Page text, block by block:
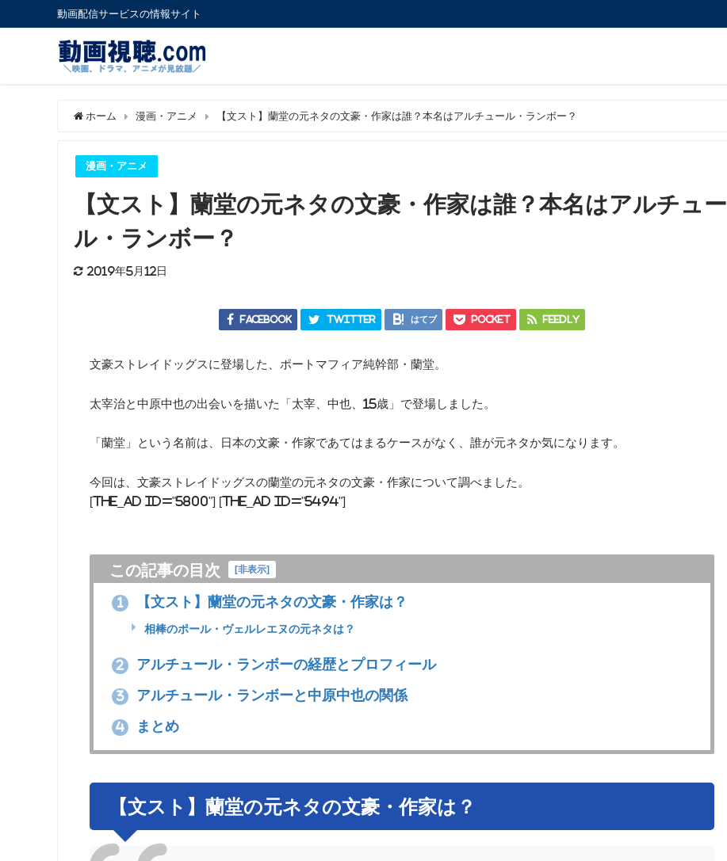
動画配信サービスの情報サイト
ホーム 漫画・アニメ 【文スト】蘭堂の元ネタの文豪・作家は誰？本名はアルチュール・ランボー？
漫画・アニメ
【文スト】蘭堂の元ネタの文豪・作家は誰？本名はアルチュー
ル・ランボー？
2019年5月12日
Facebook Twitter はてブ Pocket Feedly
文豪ストレイドッグスに登場した、ポートマフィア純幹部・蘭堂。
太宰治と中原中也の出会いを描いた「太宰、中也、15歳」で登場しました。
「蘭堂」という名前は、日本の文豪・作家であてはまるケースがなく、誰が元ネタか気になります。
今回は、文豪ストレイドッグスの蘭堂の元ネタの文豪・作家について調べました。
[the_ad id="5800"] [the_ad id="5494"]
この記事の目次 [非表示]
1 【文スト】蘭堂の元ネタの文豪・作家は？
相棒のポール・ヴェルレエヌの元ネタは？
2 アルチュール・ランボーの経歴とプロフィール
3 アルチュール・ランボーと中原中也の関係
4 まとめ
【文スト】蘭堂の元ネタの文豪・作家は？